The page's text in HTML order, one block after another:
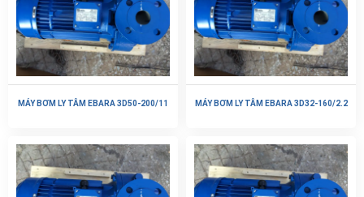
MÁY BƠM LY TÂM EBARA 3D50-200/11 MÁY BƠM LY TÂM EBARA 3D32-160/2.2